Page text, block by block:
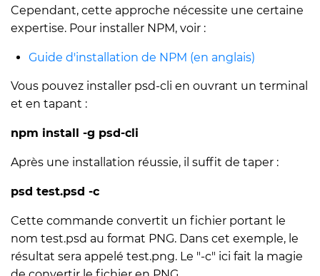
Cependant, cette approche nécessite une certaine
expertise. Pour installer NPM, voir :
Guide d'installation de NPM (en anglais)
Vous pouvez installer psd-cli en ouvrant un terminal
et en tapant :
npm install -g psd-cli
Après une installation réussie, il suffit de taper :
psd test.psd -c
Cette commande convertit un fichier portant le
nom test.psd au format PNG. Dans cet exemple, le
résultat sera appelé test.png. Le "-c" ici fait la magie